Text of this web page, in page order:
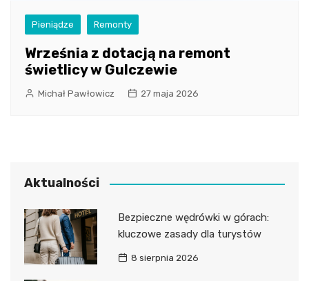
Pieniądze Remonty
Września z dotacją na remont
świetlicy w Gulczewie
Michał Pawłowicz 27 maja 2026
Aktualności
Bezpieczne wędrówki w górach:
kluczowe zasady dla turystów
8 sierpnia 2026